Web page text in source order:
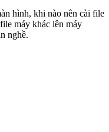
hình, khi nào nên cài file
máy khác lên máy
nghề.